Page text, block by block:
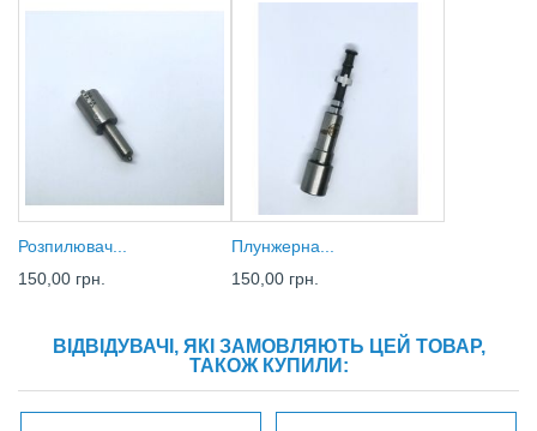
Розпилювач...
150,00 грн.
Плунжерна...
150,00 грн.
ВІДВІДУВАЧІ, ЯКІ ЗАМОВЛЯЮТЬ ЦЕЙ ТОВАР,
ТАКОЖ КУПИЛИ: